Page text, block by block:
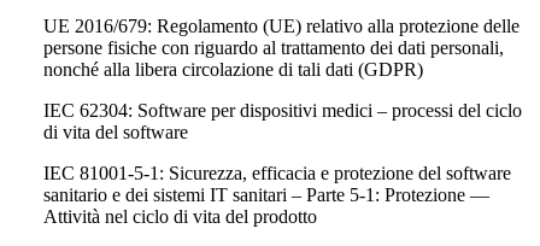
UE 2016/679: Regolamento (UE) relativo alla protezione delle
persone fisiche con riguardo al trattamento dei dati personali,
nonché alla libera circolazione di tali dati (GDPR)
IEC 62304: Software per dispositivi medici – processi del ciclo
di vita del software
IEC 81001-5-1: Sicurezza, efficacia e protezione del software
sanitario e dei sistemi IT sanitari – Parte 5-1: Protezione —
Attività nel ciclo di vita del prodotto